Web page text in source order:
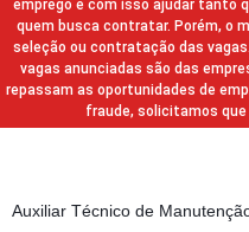
emprego e com isso ajudar tanto
quem busca contratar. Porém, o
seleção ou contratação das
vagas anunciadas são das
repassam as oportunidades de
fraude, solicitamos
Auxiliar Técnico de